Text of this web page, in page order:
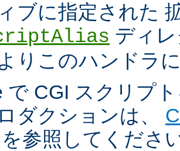
ブに指定された
ディ
りこのハンドラ
で CGI スクリプ
ダクションは、
を参照してくださ